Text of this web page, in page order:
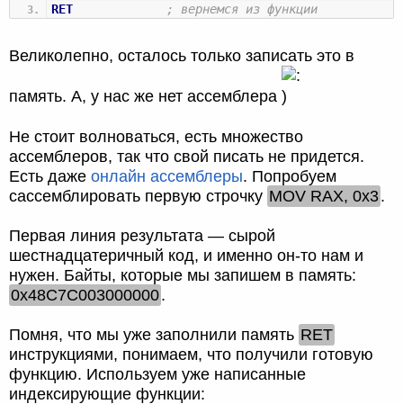
RET
; вернемся из функции
Великолепно, осталось только записать это в
память. А, у нас же нет ассемблера
Не стоит волноваться, есть множество
ассемблеров, так что свой писать не придется.
Есть даже онлайн ассемблеры. Попробуем
сассемблировать первую строчку MOV RAX, 0x3.
Первая линия результата — сырой
шестнадцатеричный код, и именно он-то нам и
нужен. Байты, которые мы запишем в память:
0x48C7C003000000.
Помня, что мы уже заполнили память RET
инструкциями, понимаем, что получили готовую
функцию. Используем уже написанные
индексирующие функции: